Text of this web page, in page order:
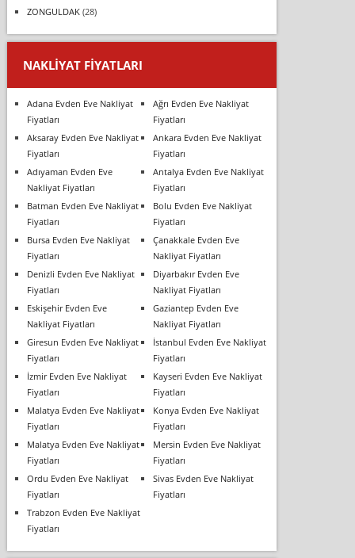
ZONGULDAK(28)
NAKLIYAT FIYATLARI
Adana Evden Eve Nakliyat
Fiyatları
Ağrı Evden Eve Nakliyat
Fiyatları
Aksaray Evden Eve Nakliyat
Fiyatları
Ankara Evden Eve Nakliyat
Fiyatları
Adıyaman Evden Eve
Nakliyat Fiyatları
Antalya Evden Eve Nakliyat
Fiyatları
Batman Evden Eve Nakliyat
Fiyatları
Bolu Evden Eve Nakliyat
Fiyatları
Bursa Evden Eve Nakliyat
Fiyatları
Çanakkale Evden Eve
Nakliyat Fiyatları
Denizli Evden Eve Nakliyat
Fiyatları
Diyarbakır Evden Eve
Nakliyat Fiyatları
Eskişehir Evden Eve
Nakliyat Fiyatları
Gaziantep Evden Eve
Nakliyat Fiyatları
Giresun Evden Eve Nakliyat
Fiyatları
İstanbul Evden Eve Nakliyat
Fiyatları
İzmir Evden Eve Nakliyat
Fiyatları
Kayseri Evden Eve Nakliyat
Fiyatları
Malatya Evden Eve Nakliyat
Fiyatları
Konya Evden Eve Nakliyat
Fiyatları
Malatya Evden Eve Nakliyat
Fiyatları
Mersin Evden Eve Nakliyat
Fiyatları
Ordu Evden Eve Nakliyat
Fiyatları
Sivas Evden Eve Nakliyat
Fiyatları
Trabzon Evden Eve Nakliyat
Fiyatları